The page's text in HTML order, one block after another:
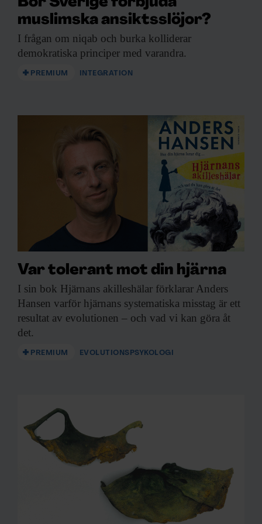
muslimska ansiktsslöjor?
I frågan om niqab och burka kolliderar
demokratiska principer med varandra.
PREMIUM INTEGRATION
Var tolerant mot din hjärna
I sin bok Hjärnans akilleshälar förklarar Anders
Hansen varför hjärnans systematiska misstag är ett
resultat av evolutionen – och vad vi kan göra åt
det.
PREMIUM EVOLUTIONSPSYKOLOGI